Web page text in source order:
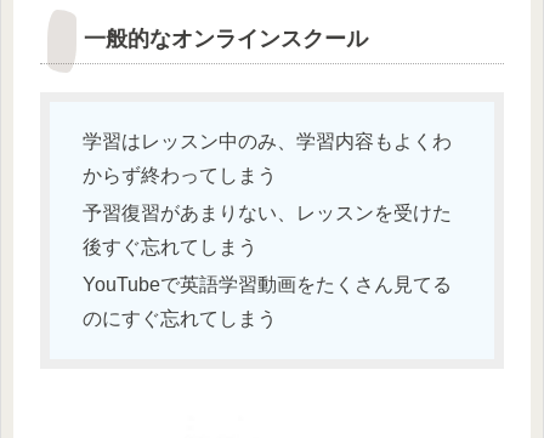
一般的なオンラインスクール
学習はレッスン中のみ、学習内容もよくわ
からず終わってしまう
予習復習があまりない、レッスンを受けた
後すぐ忘れてしまう
YouTubeで英語学習動画をたくさん見てる
のにすぐ忘れてしまう